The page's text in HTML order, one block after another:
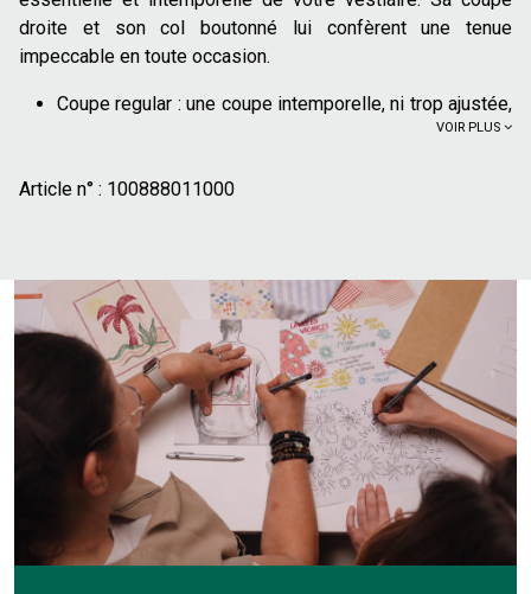
droite et son col boutonné lui confèrent une tenue
impeccable en toute occasion.
Coupe regular : une coupe intemporelle, ni trop ajustée,
des boutons assurent une tenue impeccable
agréable au quotidien
Pièce maîtresse d'un dressing polyvalent, cette chemise
s'adapte à tous les styles. Pour une allure casual et
soignée, mariez-la avec un chino ou un jean brut. Elle se
glisse parfaitement sous un pull à col V ou un blazer pour
une tenue de bureau élégante. Lors des journées plus
douces, portez-la ouverte sur un t-shirt basique pour un
look décontracté et moderne.
Le mannequin mesure 1m86 et porte du L.
VOIR PLUS
Article n° : 100888011000